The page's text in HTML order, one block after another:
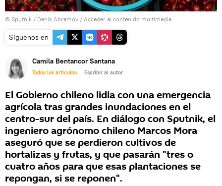
© Sputnik / Denis Abramov / Acceder al contenido multimedia
Síguenos en
Camila Bentancor Santana
Todos los artículos Escribir al autor
El Gobierno chileno lidia con una emergencia
agrícola tras grandes inundaciones en el
centro-sur del país. En diálogo con Sputnik, el
ingeniero agrónomo chileno Marcos Mora
aseguró que se perdieron cultivos de
hortalizas y frutas, y que pasarán "tres o
cuatro años para que esas plantaciones se
repongan, si se reponen".